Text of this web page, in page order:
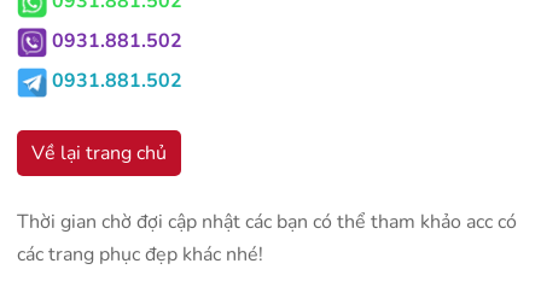
0931.881.502
0931.881.502
Về lại trang chủ
Thời gian chờ đợi cập nhật các bạn có thể tham khảo acc có
các trang phục đẹp khác nhé!